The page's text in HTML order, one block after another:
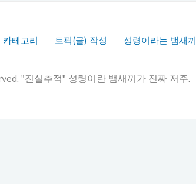
카테고리 토픽(글) 작성 성령이라는 뱀새끼
"진실추적" 성령이란 뱀새끼가 진짜 저주.